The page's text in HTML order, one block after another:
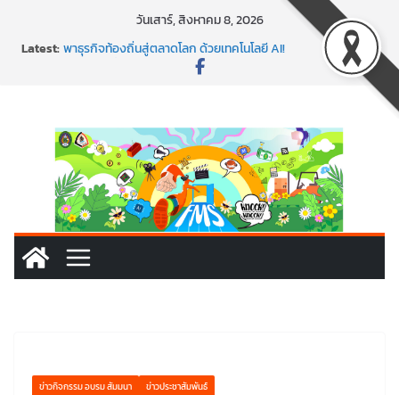
วันเสาร์, สิงหาคม 8, 2026
Latest:พร้อมลุยแล้ว! ปักหมุดโรดแมป AI อัปสกิลธุรกิจให้พุ่งทะยาน
พาธุรกิจท้องถิ่นสู่ตลาดโลก ด้วยเทคโนโลยี AI!
SMEs ยุคนี้ ถ้าไม่ใช้ AI ถือว่าพลาดมาก!
นอกจากเทคโนโลยีจะล้ำ หัวใจคนทำธุรกิจก็ต้องสตรอง!
ข่าวกิจกรรม อบรม สัมมนา ข่าวประชาสัมพันธ์